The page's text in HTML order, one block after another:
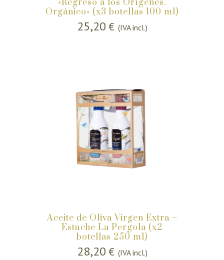
«Regreso a los Orígenes.
Orgánico» (x3 botellas 100 ml)
25,20 € (IVA incl.)
Aceite de Oliva Virgen Extra –
Estuche La Pergola (x2
botellas 250 ml)
28,20 € (IVA incl.)